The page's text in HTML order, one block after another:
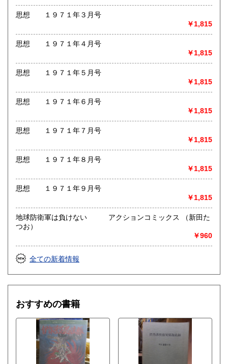
取り扱い分野
思想 １９７１年３月号
￥1,815
思想 １９７１年４月号
￥1,815
思想 １９７１年５月号
￥1,815
思想 １９７１年６月号
￥1,815
思想 １９７１年７月号
￥1,815
思想 １９７１年８月号
￥1,815
思想 １９７１年９月号
￥1,815
地球防衛軍は負けない アクションコミックス （新田た
つお）
￥960
全ての新着情報
おすすめの書籍